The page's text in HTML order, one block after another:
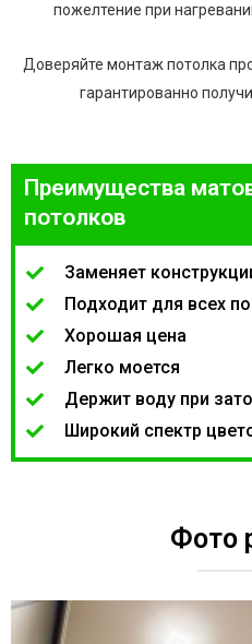
пожелтение при
Доверяйте монтаж потолка
гарантированно
Преимущества
потолков
Заменяет
Подходит для всех
Хорошая цена
Легко моется
Держит воду при
Широкий спектр
Фото